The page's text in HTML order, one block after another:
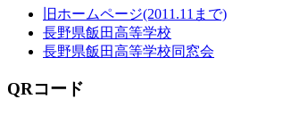
旧ホームページ(2011.11まで)
長野県飯田高等学校
長野県飯田高等学校同窓会
QRコード